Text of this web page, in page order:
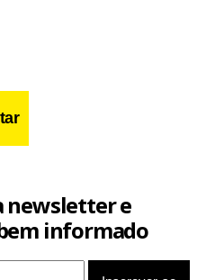
newsletter e
informado